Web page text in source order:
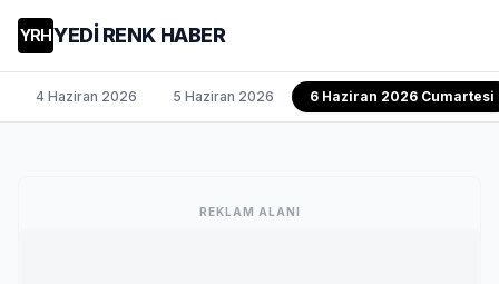
YRHYEDİ RENK HABER
4 Haziran 2026 5 Haziran 2026 6 Haziran 2026 Cumartesi
REKLAM ALANI